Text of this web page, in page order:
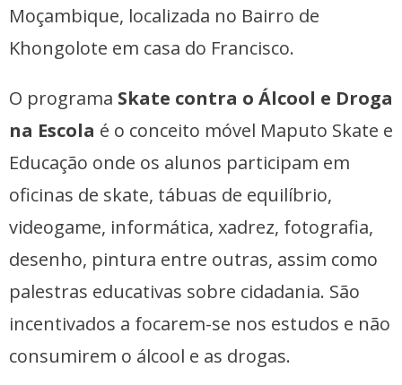
Moçambique, localizada no Bairro de
Khongolote em casa do Francisco.
O programa Skate contra o Álcool e Droga
na Escola é o conceito móvel Maputo Skate e
Educação onde os alunos participam em
oficinas de skate, tábuas de equilíbrio,
videogame, informática, xadrez, fotografia,
desenho, pintura entre outras, assim como
palestras educativas sobre cidadania. São
incentivados a focarem-se nos estudos e não
consumirem o álcool e as drogas.